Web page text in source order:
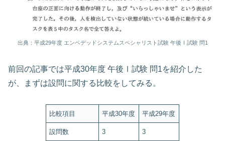
出典：平成29年度 エンベデッドシステムスペシャリスト試験 午後Ⅰ試験 問1
前回の記事では平成30年度 午後Ⅰ試験 問1を紹介した
が、まずは設問に関する比較をしてみる。
比較項目 平成30年度 平成29年度
設問数 3 3